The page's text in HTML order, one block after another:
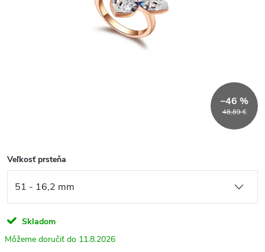
48,89 €
–46 %
Veľkosť prsteňa
Skladom
11.8.2026